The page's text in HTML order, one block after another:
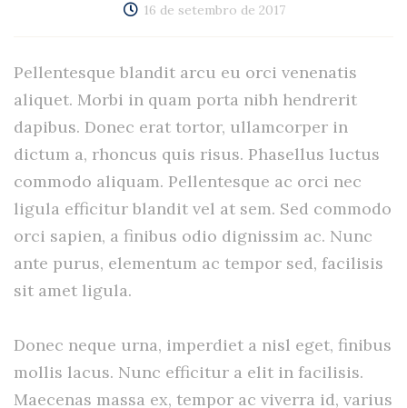
16 de setembro de 2017
Pellentesque blandit arcu eu orci venenatis
aliquet. Morbi in quam porta nibh hendrerit
dapibus. Donec erat tortor, ullamcorper in
dictum a, rhoncus quis risus. Phasellus luctus
commodo aliquam. Pellentesque ac orci nec
ligula efficitur blandit vel at sem. Sed commodo
orci sapien, a finibus odio dignissim ac. Nunc
ante purus, elementum ac tempor sed, facilisis
sit amet ligula.
Donec neque urna, imperdiet a nisl eget, finibus
mollis lacus. Nunc efficitur a elit in facilisis.
Maecenas massa ex, tempor ac viverra id, varius